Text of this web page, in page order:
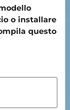
o installare
questo